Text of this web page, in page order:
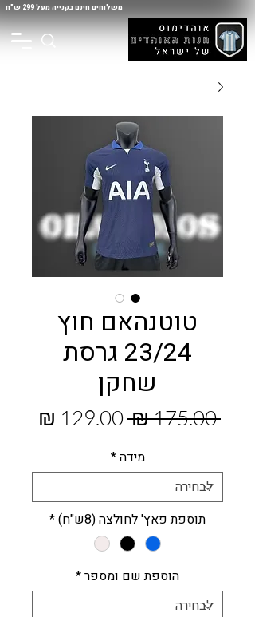
משלוחים חינם בקנייה מעל 299 ש"ח
טוטנהאם חוץ
23/24 גרסת
שחקן
‏175.00 ‏₪
מחיר
מידה*
תוספת פאץ' לחולצה (8ש"ח) *
הוספת שם ומספר*